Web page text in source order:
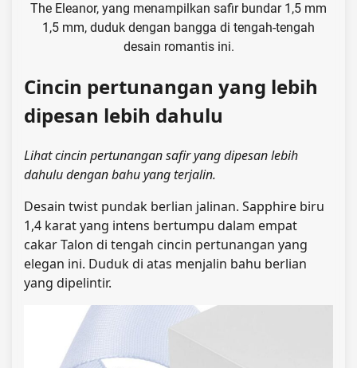
The Eleanor, yang menampilkan safir bundar 1,5 mm
1,5 mm, duduk dengan bangga di tengah-tengah
desain romantis ini.
Cincin pertunangan yang lebih
dipesan lebih dahulu
Lihat cincin pertunangan safir yang dipesan lebih
dahulu dengan bahu yang terjalin.
Desain twist pundak berlian jalinan. Sapphire biru
1,4 karat yang intens bertumpu dalam empat
cakar Talon di tengah cincin pertunangan yang
elegan ini. Duduk di atas menjalin bahu berlian
yang dipelintir.